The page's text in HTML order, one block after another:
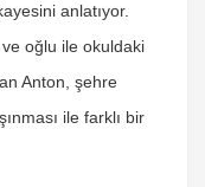
anlatıyor.
oğlu ile okuldaki
Anton, şehre
ile farklı bir